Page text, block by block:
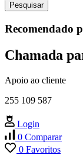
Pesquisar
Recomendado
Chamada
Apoio ao cliente
255 109 587
Login
0 Comparar
0 Favoritos